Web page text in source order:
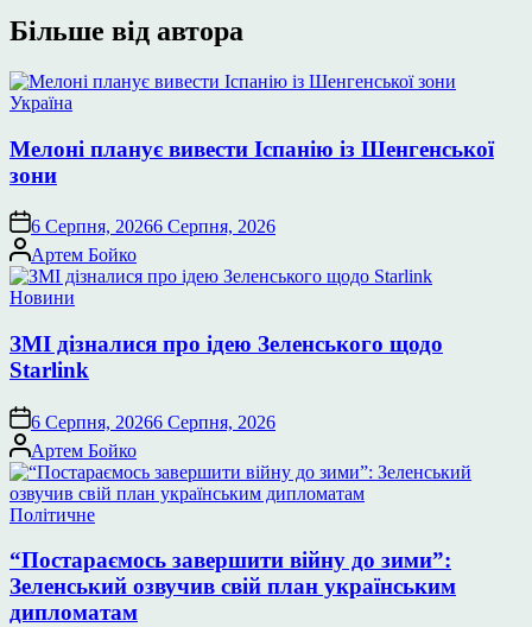
Більше від автора
Опублікувати
Україна
Мелоні планує вивести Іспанію із Шенгенської
зони
6 Серпня, 20266 Серпня, 2026
Опубліковано
Артем Бойко
Опублікувати
Новини
ЗМІ дізналися про ідею Зеленського щодо
Starlink
6 Серпня, 20266 Серпня, 2026
Опубліковано
Артем Бойко
Опублікувати
Політичне
“Постараємось завершити війну до зими”:
Зеленський озвучив свій план українським
дипломатам